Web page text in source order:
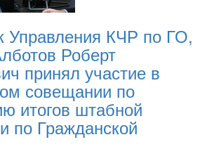
Управления КЧР по ГО,
Роберт
принял участие в
совещании по
итогов штабной
по Гражданской